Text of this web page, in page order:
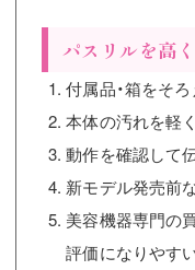
パスリルを高
付属品・箱をそ
本体の汚れを軽
動作を確認して
新モデル発売前
美容機器専門の
評価になりやすい